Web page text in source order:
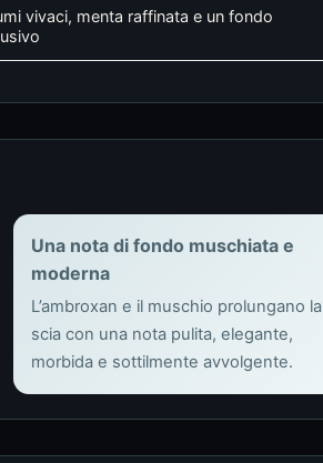
vivaci, menta raffinata e un fondo
Una nota di fondo muschiata e
moderna
L’ambroxan e il muschio prolungano la
scia con una nota pulita, elegante,
morbida e sottilmente avvolgente.